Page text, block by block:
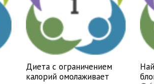
Диета с ограничением
калорий омолаживает